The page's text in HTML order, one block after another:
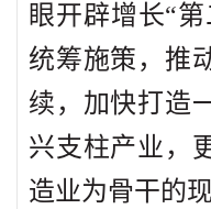
眼开辟增长“第
统筹施策，推
续，加快打造
兴支柱产业，
造业为骨干的